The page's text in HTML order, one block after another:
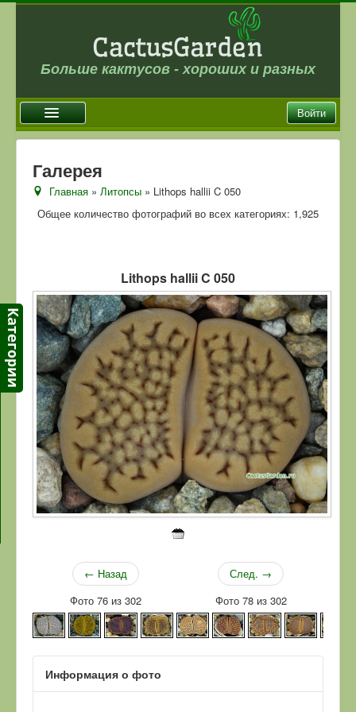
Больше кактусов - хороших и разных
Войти
Новости
Галерея
Отзывы
Ссылки
Контакты
Галерея
Главная »Литопсы » Lithops hallii C 050
Общее количество фотографий во всех категориях: 1,925
Lithops hallii C 050
← Назад
Фото 76 из 302
След. →
Фото 78 из 302
Информация о фото